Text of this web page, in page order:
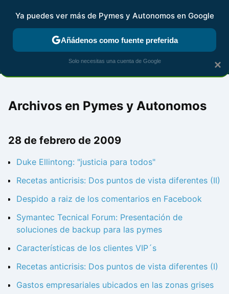
MENÚ NUEVO
FISCALIDAD Y CONTABILIDAD KIT DIGITAL
Archivos en Pymes y Autonomos
28 de febrero de 2009
Duke Ellintong: "justicia para todos"
Recetas anticrisis: Dos puntos de vista diferentes (II)
Despido a raiz de los comentarios en Facebook
Symantec Tecnical Forum: Presentación de
soluciones de backup para las pymes
Características de los clientes VIP´s
Recetas anticrisis: Dos puntos de vista diferentes (I)
Gastos empresariales ubicados en las zonas grises
×
Ya puedes ver más de Pymes y Autonomos en Google
Añádenos como fuente preferida
Solo necesitas una cuenta de Google